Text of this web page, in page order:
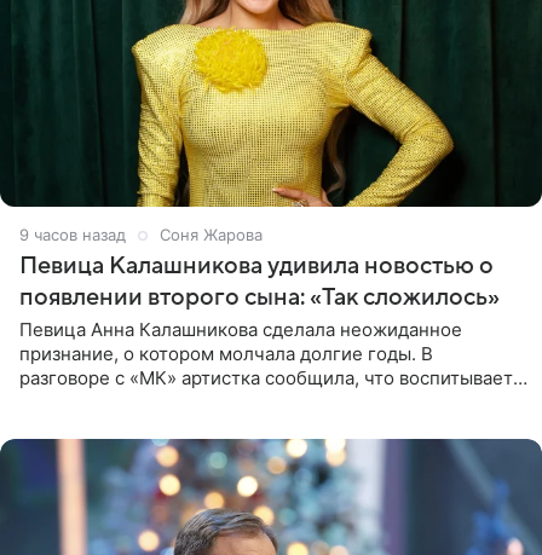
9 часов назад Соня Жарова
Певица Калашникова удивила новостью о
появлении второго сына: «Так сложилось»
Певица Анна Калашникова сделала неожиданное
признание, о котором молчала долгие годы. В
разговоре с «МК» артистка сообщила, что воспитывает